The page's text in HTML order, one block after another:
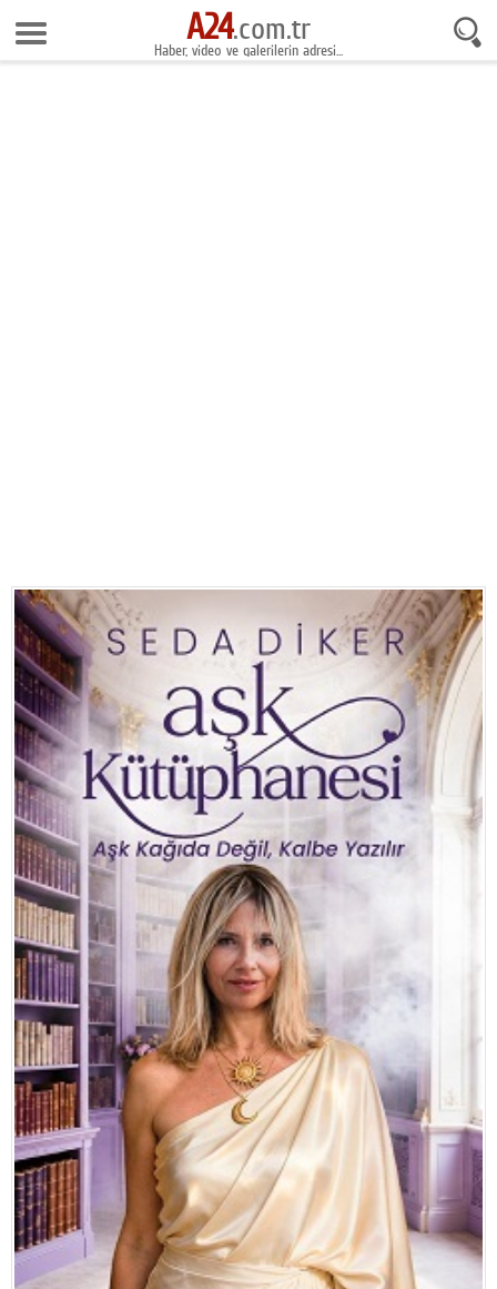
6 Ağustos 2026 0:01:48
Anasayfa
Politika
Dünya
Bilim
Kültür-sanat
Sağlık
Yazarlar
Künye
İletişim
A24 SOSYAL MEDYA
Facebook
Twitter
Google Plus
© 2026 TÜM HAKLARI SAKLIDIR
A24.com.tr
Haber, video ve galerilerin adresi...